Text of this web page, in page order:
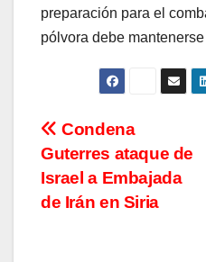
preparación para el
pólvora debe
Navegación
de
entradas
Condena
Guterres ataque de
Israel a Embajada
de Irán en Siria